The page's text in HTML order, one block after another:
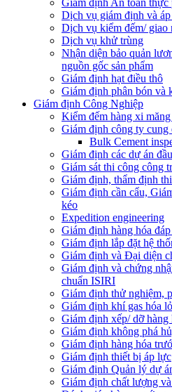
Dịch vụ giám định và áp
Dịch vụ kiểm đếm/ giao
Dịch vụ khử trùng
Nhận diện bảo quản
nguồn gốc sản phẩm
Giám định hạt điều thô
Giám định phân bón và
Giám định Công Nghiệp
Kiểm đếm hàng xi
Giám định công ty cung
Bulk Cement
Giám định các dự án
Giám sát thi công công
Giám định, thẩm định
Giám định cần cẩu,
kéo
Expedition engineering
Giám định hàng hóa
Giám định lắp đặt hệ
Giám định và Đại diện
Giám định và chứng
chuẩn ISIRI
Giám định thử nghiệm,
Giám định khí gas hóa
Giám định xếp/ dỡ hàng
Giám định không phá
Giám định hàng hóa
Giám định thiết bị áp lực
Giám định Quản lý dự
Giám định chất lượng